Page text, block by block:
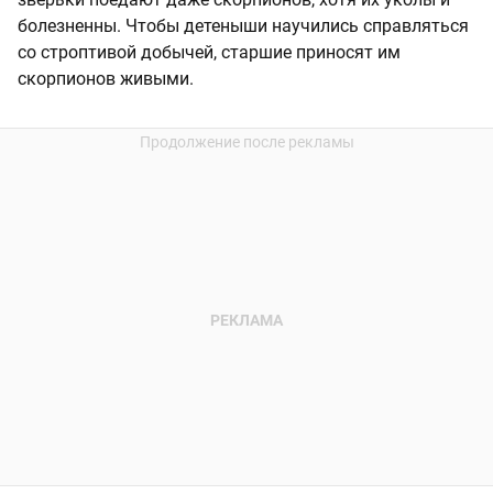
болезненны. Чтобы детеныши научились справляться
со строптивой добычей, старшие приносят им
скорпионов живыми.